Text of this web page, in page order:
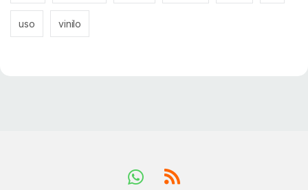
uso vinilo